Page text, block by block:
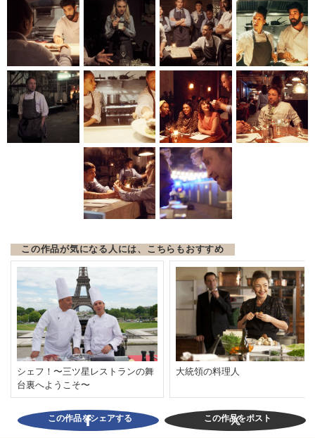
この作品が気になる人には、こちらもおすすめ
シェフ！〜三ツ星レストランの舞
台裏へようこそ〜
大統領の料理人
この作品をシェアする この作品をポスト